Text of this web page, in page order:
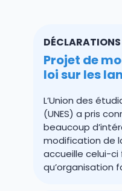
DÉCLARATIONS
Projet de
loi sur les
L’Union des
(UNES) a pris
beaucoup
modification de
accueille celui-
qu’organisation